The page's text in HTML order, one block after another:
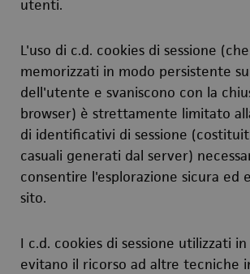
utenti.
L'uso di c.d. cookies di sessione
memorizzati in modo persistente
dell'utente e svaniscono con la
browser) è strettamente limitato
di identificativi di sessione
casuali generati dal server)
consentire l'esplorazione sicura ed
sito.
I c.d. cookies di sessione utilizzati
evitano il ricorso ad altre tecniche